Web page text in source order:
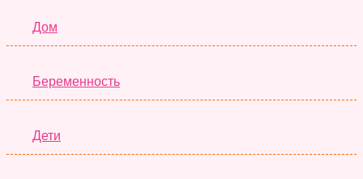
Дом
Беременность
Дети